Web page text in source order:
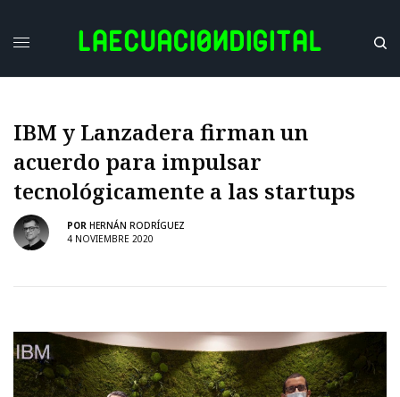
IBM y Lanzadera firman un
acuerdo para impulsar
tecnológicamente a las startups
POR HERNÁN RODRÍGUEZ
4 NOVIEMBRE 2020